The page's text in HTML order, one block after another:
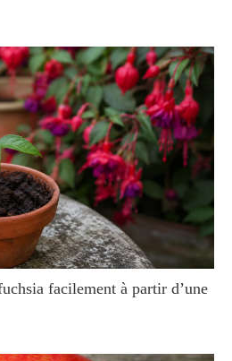
facilement à partir d’une